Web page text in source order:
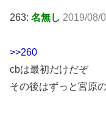
263: 名無し 2019/08/
>>260
cbは最初だけだぞ
その後はずっと宮原